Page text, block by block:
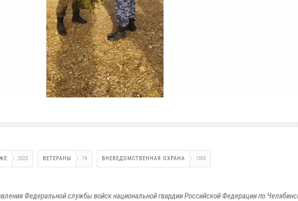
2025 ВЕТЕРАНЫ 74 ВНЕВЕДОМСТВЕННАЯ ОХРАНА 1383
Федеральной службы войск национальной гвардии Российской Федерации по